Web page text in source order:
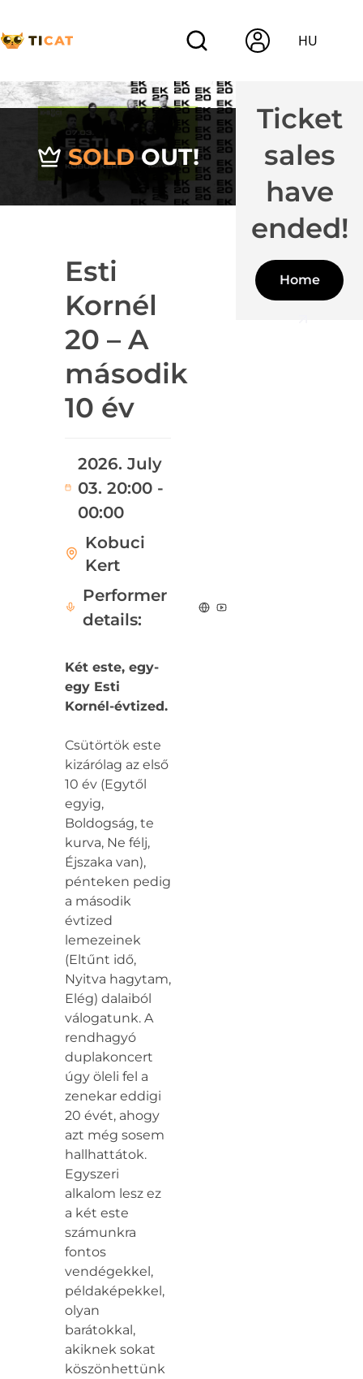
HU
SOLDOUT!
Esti
Kornél
20 – A
második
10 év
2026. July
03. 20:00 -
00:00
Kobuci
Kert
Performer
details:
Ticket
sales
have
ended!
Home
Két este, egy-
egy Esti
Kornél-évtized.
Csütörtök este
kizárólag az első
10 év (Egytől
egyig,
Boldogság, te
kurva, Ne félj,
Éjszaka van),
pénteken pedig
a második
évtized
lemezeinek
(Eltűnt idő,
Nyitva hagytam,
Elég) dalaiból
válogatunk. A
rendhagyó
duplakoncert
úgy öleli fel a
zenekar eddigi
20 évét, ahogy
azt még sosem
hallhattátok.
Egyszeri
alkalom lesz ez
a két este
számunkra
fontos
vendégekkel,
példaképekkel,
olyan
barátokkal,
akiknek sokat
köszönhettünk